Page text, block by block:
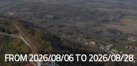
FROM 2026/08/06 TO 2026/08/28